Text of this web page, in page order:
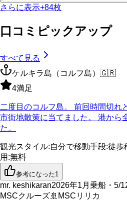
さらに表示+84枚
口コミピックアップ
すべて見る
ケルキラ島（コルフ島） 🇬🇷
4満足
二度目のコルフ島。 前回時間切れ
市街地散策に当てました。 港から
た。
観光スタイル:自分で移動手段:徒歩
用 :無料
参考になった1
mr. keshikaran2026年1月乗船・5/
MSCクルーズ🚢 MSCリリカ